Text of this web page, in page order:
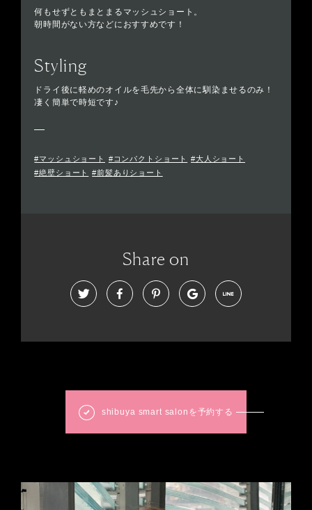
何もせずともまとまるマッシュショート。
朝時間がない方などにおすすめです！
Styling
ドライ後に軽めのオイルを毛先から全体に馴染ませるのみ！
凄く簡単で時短です♪
#マッシュショート #コンパクトショート
#大人ショート
#絶壁ショート
#前髪ありショート
Share on
shibuya smart salonを予約する